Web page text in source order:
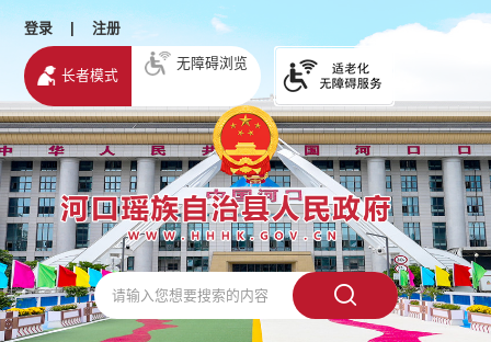
登录 | 注册
长者模式
无障碍浏览